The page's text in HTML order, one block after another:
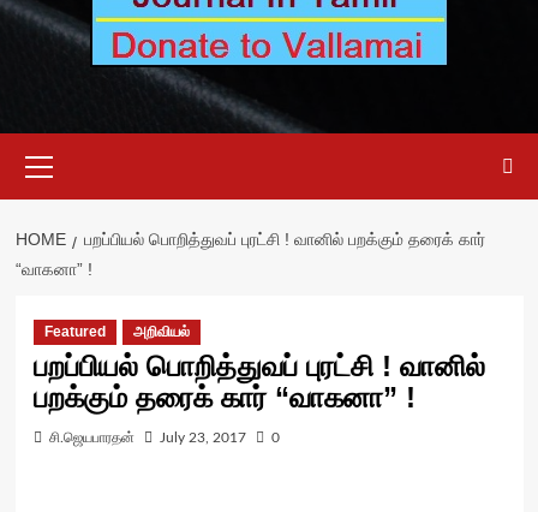
Menu
HOME
பறப்பியல் பொறித்துவப் புரட்சி ! வானில் பறக்கும் தரைக் கார்
“வாகனா” !
Featured அறிவியல்
பறப்பியல் பொறித்துவப் புரட்சி ! வானில்
பறக்கும் தரைக் கார் “வாகனா” !
சி.ஜெயபாரதன் July 23, 2017 0